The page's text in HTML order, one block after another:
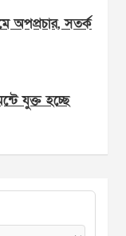
অপপ্রচার, সতর্ক
যুক্ত হচ্ছে